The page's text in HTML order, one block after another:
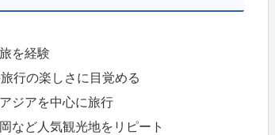
を経験
行の楽しさに目覚める
ジアを中心に旅行
など人気観光地をリピート